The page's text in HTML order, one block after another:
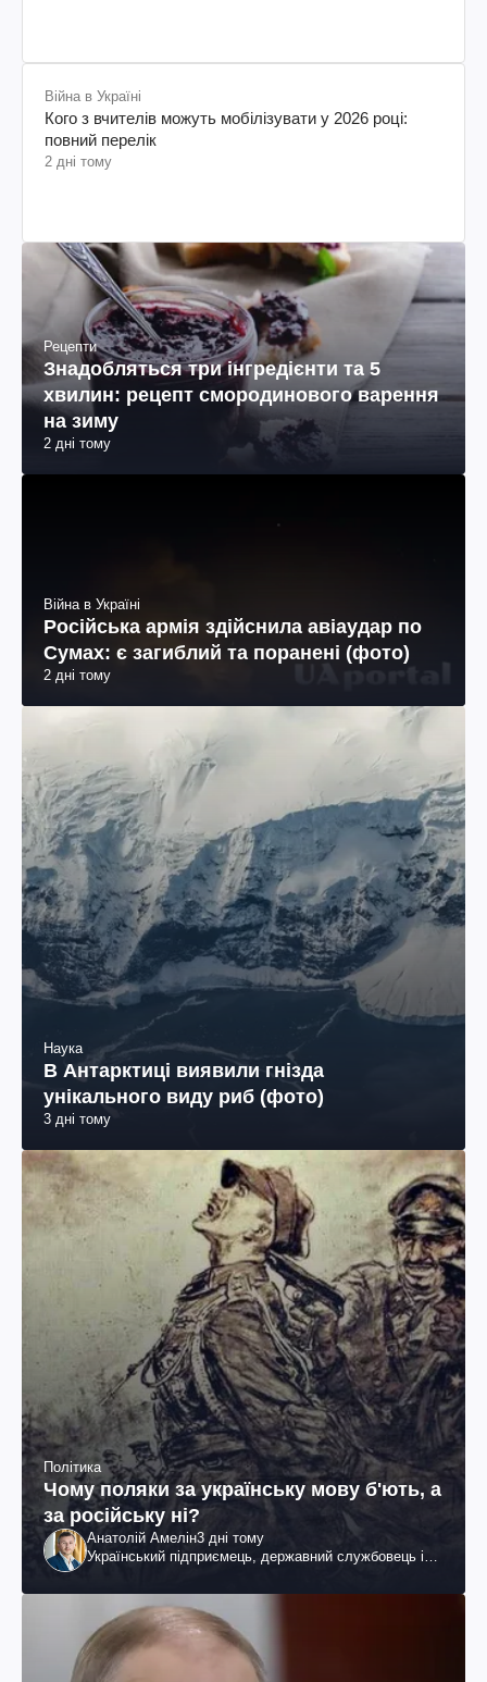
Війна в Україні
Кого з вчителів можуть мобілізувати у 2026 році:
повний перелік
2 дні тому
Рецепти
Знадобляться три інгредієнти та 5
хвилин: рецепт смородинового варення
на зиму
2 дні тому
Війна в Україні
Російська армія здійснила авіаудар по
Сумах: є загиблий та поранені (фото)
2 дні тому
Наука
В Антарктиці виявили гнізда
унікального виду риб (фото)
3 дні тому
Політика
Чому поляки за українську мову б'ють, а
за російську ні?
Анатолій Амелін3 дні тому
Український підприємець, державний службовець і